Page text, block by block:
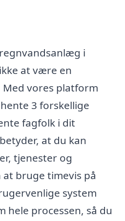
i
at være en
vores platform
3 forskellige
fagfolk i dit
at du kan
tjenester og
bruge timevis på
system
hele processen, så du